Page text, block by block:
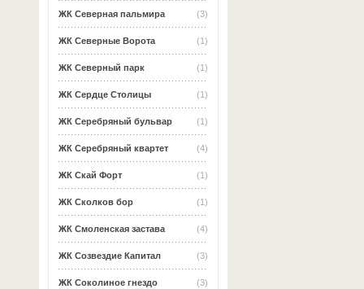
(3)
ЖК Северная пальмира
(1)
ЖК Северные Ворота
(1)
ЖК Северный парк
(1)
ЖК Сердце Столицы
(1)
ЖК Серебряный бульвар
(4)
ЖК Серебряный квартет
(1)
ЖК Скай Форт
(1)
ЖК Сколков бор
(4)
ЖК Смоленская застава
(3)
ЖК Созвездие Капитал
(3)
ЖК Соколиное гнездо